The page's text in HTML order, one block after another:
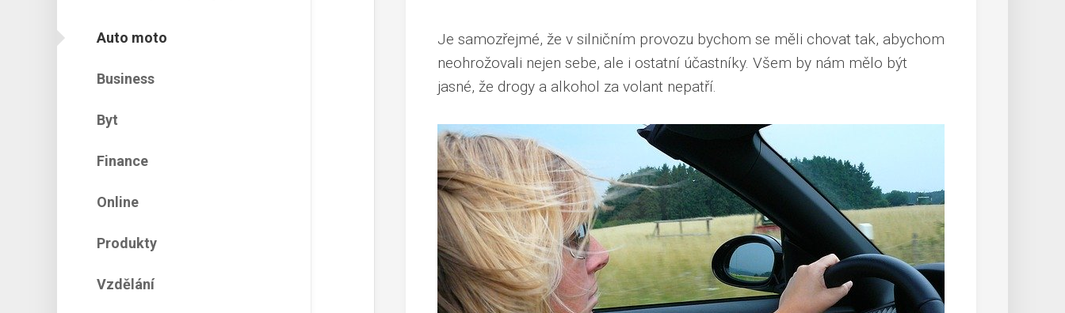
Auto moto
Business
Byt
Finance
Online
Produkty
Vzdělání
Je samozřejmé, že v silničním provozu bychom se měli chovat tak, abychom
neohrožovali nejen sebe, ale i ostatní účastníky. Všem by nám mělo být
jasné, že drogy a alkohol za volant nepatří.